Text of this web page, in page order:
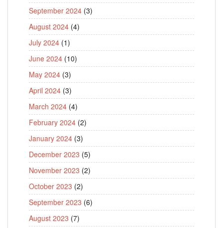
September 2024 (3)
August 2024 (4)
July 2024 (1)
June 2024 (10)
May 2024 (3)
April 2024 (3)
March 2024 (4)
February 2024 (2)
January 2024 (3)
December 2023 (5)
November 2023 (2)
October 2023 (2)
September 2023 (6)
August 2023 (7)